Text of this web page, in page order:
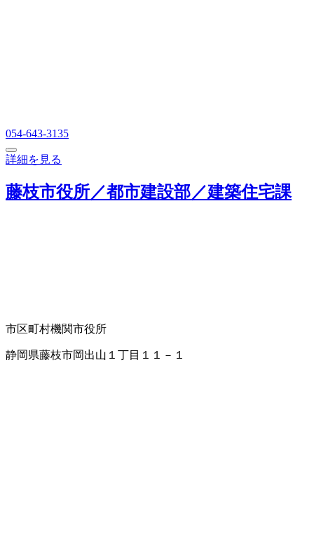
054-643-3135
詳細を見る
藤枝市役所／都市建設部／建築住宅課
市区町村機関市役所
静岡県藤枝市岡出山１丁目１１－１